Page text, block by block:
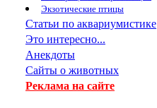
Экзотические птицы
Статьи по аквариумистике
Это интересно...
Анекдоты
Сайты о животных
Реклама на сайте